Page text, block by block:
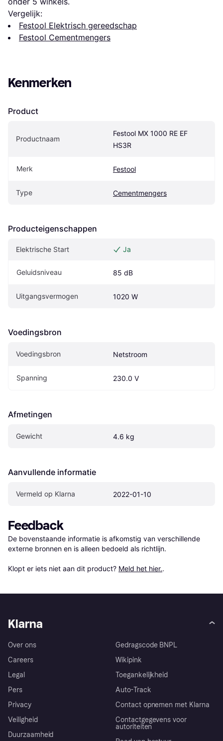
Vergelijk:
Festool Elektrisch gereedschap
Festool Cementmengers
Kenmerken
Product
Productnaam
Festool MX 1000 RE EF
HS3R
Merk Festool
Type Cementmengers
Producteigenschappen
Elektrische Start Ja
Geluidsniveau 85 dB
Uitgangsvermogen 1020 W
Voedingsbron
Voedingsbron Netstroom
Spanning 230.0 V
Afmetingen
Gewicht 4.6 kg
Aanvullende informatie
Vermeld op Klarna 2022-01-10
Feedback
De bovenstaande informatie is afkomstig van verschillende
externe bronnen en is alleen bedoeld als richtlijn.
Klopt er iets niet aan dit product? Meld het hier..
Klarna
Over ons
Careers
Legal
Pers
Privacy
Veiligheid
Duurzaamheid
Gedragscode BNPL
Wikipink
Toegankelijkheid
Auto-Track
Contact opnemen met Klarna
Contactgegevens voor
autoriteiten